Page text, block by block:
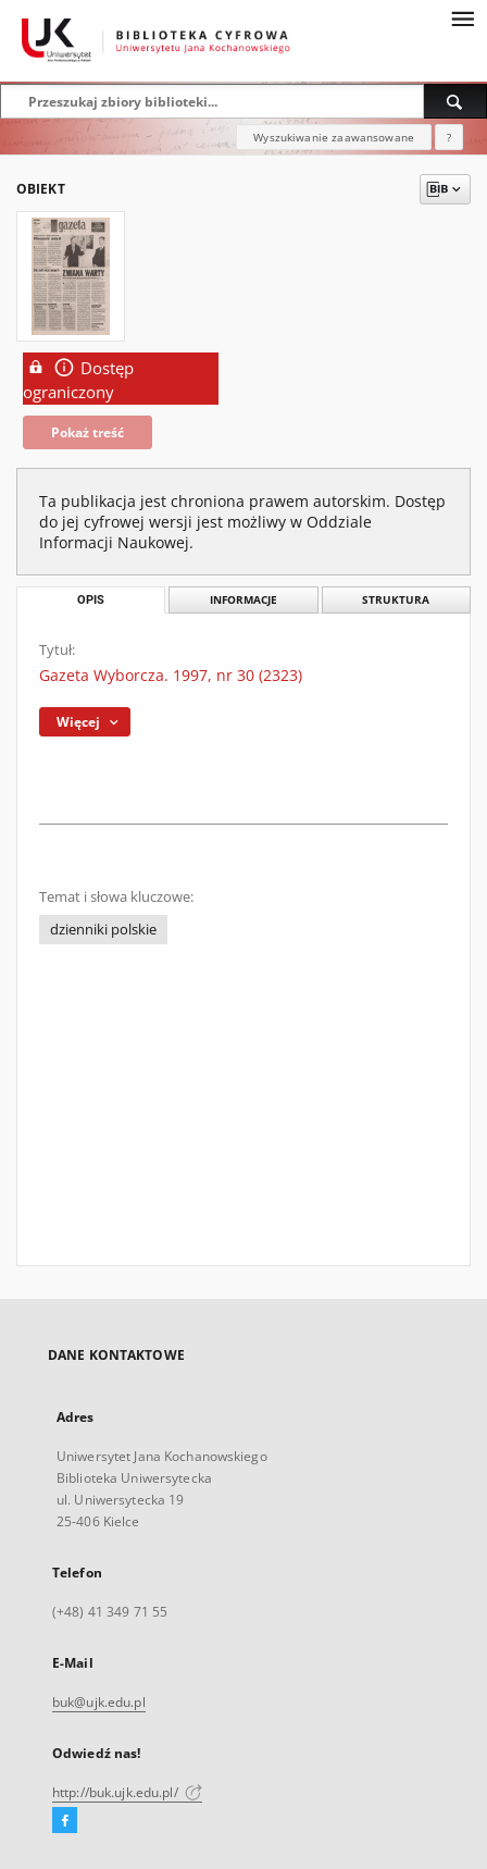
Wyszukiwanie zaawansowane ?
OBIEKT
Dostęp
ograniczony
Pokaż treść
Ta publikacja jest chroniona prawem autorskim. Dostęp
do jej cyfrowej wersji jest możliwy w Oddziale
Informacji Naukowej.
OPIS INFORMACJE STRUKTURA
Tytuł:
Gazeta Wyborcza. 1997, nr 30 (2323)
Więcej
Temat i słowa kluczowe:
dzienniki polskie
DANE KONTAKTOWE
Adres
Uniwersytet Jana Kochanowskiego
Biblioteka Uniwersytecka
ul. Uniwersytecka 19
25-406 Kielce
Telefon
(+48) 41 349 71 55
E-Mail
buk@ujk.edu.pl
Odwiedź nas!
http://buk.ujk.edu.pl/
Facebook